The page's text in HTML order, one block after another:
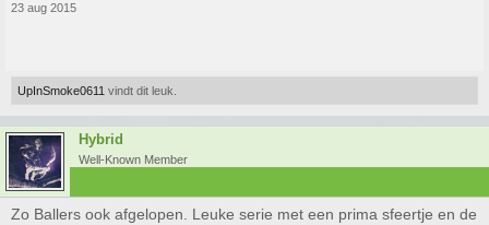
23 aug 2015
UpInSmoke0611 vindt dit leuk.
Hybrid
Well-Known Member
Zo Ballers ook afgelopen. Leuke serie met een prima sfeertje en de